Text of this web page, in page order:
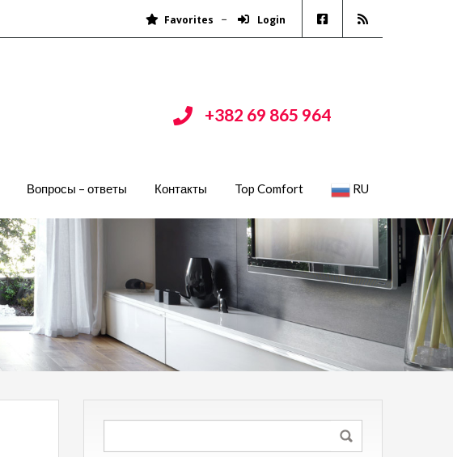
Favorites Login
+382 69 865 964
Вопросы – ответы Контакты Top Comfort RU